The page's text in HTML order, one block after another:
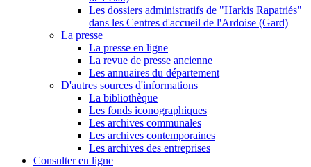
Les dossiers administratifs de "Harkis Rapatriés"
dans les Centres d'accueil de l'Ardoise (Gard)
La presse
La presse en ligne
La revue de presse ancienne
Les annuaires du département
D'autres sources d'informations
La bibliothèque
Les fonds iconographiques
Les archives communales
Les archives contemporaines
Les archives des entreprises
Consulter en ligne